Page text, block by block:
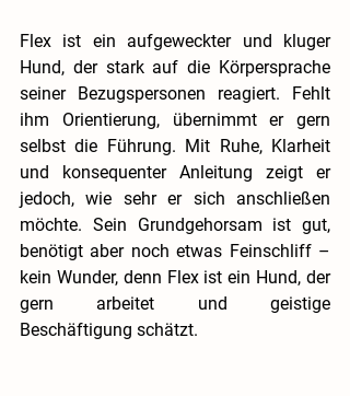
Flex ist ein aufgeweckter und kluger
Hund, der stark auf die Körpersprache
seiner Bezugspersonen reagiert. Fehlt
ihm Orientierung, übernimmt er gern
selbst die Führung. Mit Ruhe, Klarheit
und konsequenter Anleitung zeigt er
jedoch, wie sehr er sich anschließen
möchte. Sein Grundgehorsam ist gut,
benötigt aber noch etwas Feinschliff –
kein Wunder, denn Flex ist ein Hund, der
gern arbeitet und geistige
Beschäftigung schätzt.